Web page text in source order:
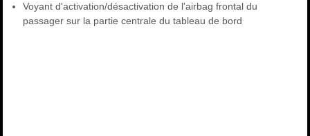
Voyant d'activation/désactivation de l'airbag frontal du
passager sur la partie centrale du tableau de bord